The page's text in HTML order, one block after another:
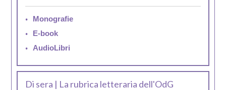
Monografie
E-book
AudioLibri
Di sera | La rubrica letteraria dell'OdG